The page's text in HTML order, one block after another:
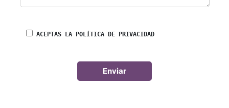
ACEPTAS LA POLÍTICA DE PRIVACIDAD